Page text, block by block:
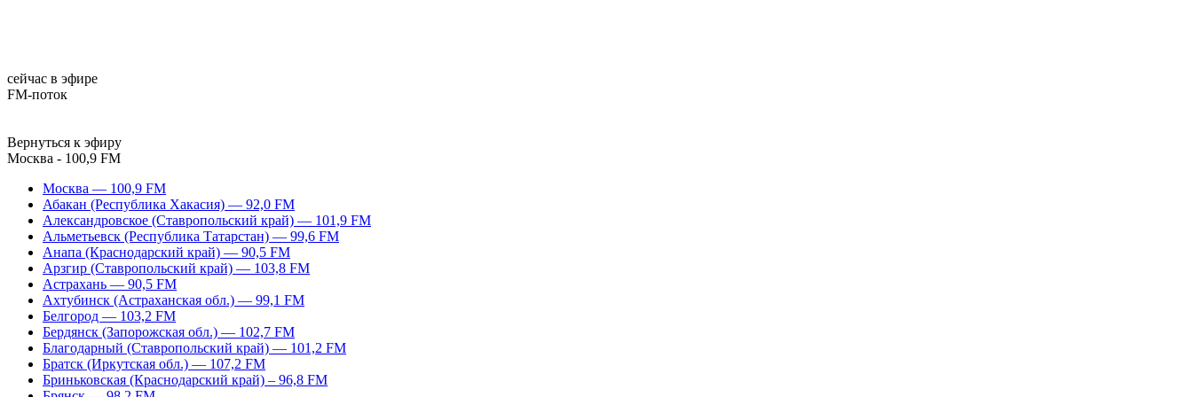
сейчас в эфире
FM-поток
Вернуться к эфиру
Москва - 100,9 FM
Москва — 100,9 FM
Абакан (Республика Хакасия) — 92,0 FM
Александровское (Ставропольский край) — 101,9 FM
Альметьевск (Республика Татарстан) — 99,6 FM
Анапа (Краснодарский край) — 90,5 FM
Арзгир (Ставропольский край) — 103,8 FM
Астрахань — 90,5 FM
Ахтубинск (Астраханская обл.) — 99,1 FM
Белгород — 103,2 FM
Бердянск (Запорожская обл.) — 102,7 FM
Благодарный (Ставропольский край) — 101,2 FM
Братск (Иркутская обл.) — 107,2 FM
Бриньковская (Краснодарский край) – 96,8 FM